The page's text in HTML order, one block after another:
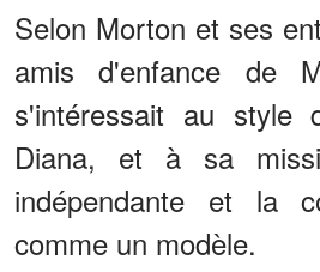
Selon Morton et ses
amis d'enfance de
s'intéressait au style
Diana, et à sa
indépendante et la
comme un modèle.